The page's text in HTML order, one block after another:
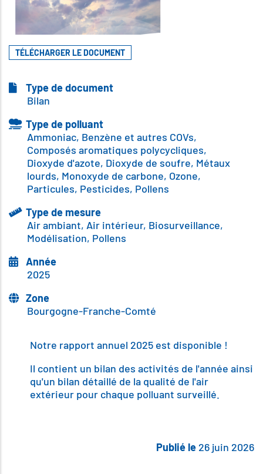
TÉLÉCHARGER LE DOCUMENT
Type de document
Bilan
Type de polluant
Ammoniac, ‎Benzène et autres COVs,
‎Composés aromatiques polycycliques,
‎Dioxyde d'azote, ‎Dioxyde de soufre, ‎Métaux
lourds, ‎Monoxyde de carbone, ‎Ozone,
‎Particules, ‎Pesticides, ‎Pollens
Type de mesure
Air ambiant, ‎Air intérieur, ‎Biosurveillance,
‎Modélisation, ‎Pollens
Année
2025
Zone
Bourgogne-Franche-Comté
Body
Notre rapport annuel 2025 est disponible !
Il contient un bilan des activités de l'année ainsi
qu'un bilan détaillé de la qualité de l'air
extérieur pour chaque polluant surveillé.
Publié le 26 juin 2026